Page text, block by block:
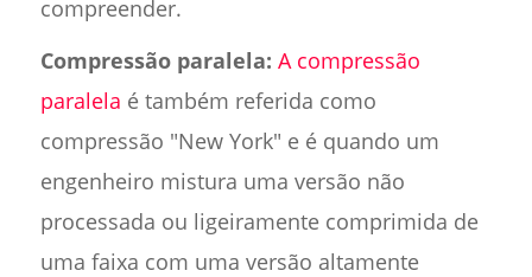
compreender.
Compressão paralela: A compressão
paralela é também referida como
compressão "New York" e é quando um
engenheiro mistura uma versão não
processada ou ligeiramente comprimida de
uma faixa com uma versão altamente